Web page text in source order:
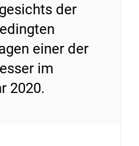
der
einer der
im
2020.